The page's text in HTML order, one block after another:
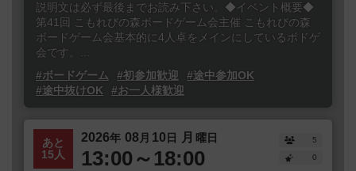
説明文は必ず最後までお読み下さい。◆イベント概要◆
第41回 こもれびの森ボードゲーム会主催 こもれびの森
ボードゲーム会基本的に4人卓をメインにしているボドゲ
会です。...
#ボードゲーム
#初参加歓迎
#途中参加OK
#途中抜けOK
#お一人様歓迎
あと
15人
2026年 08 月 10日 月 曜日
13:00～18:00
5
0